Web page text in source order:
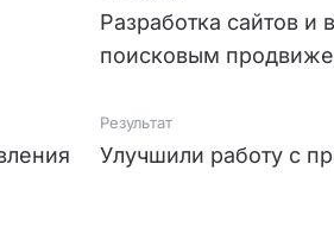
Разработка сайтов и
поисковым
Результат
Улучшили работу с